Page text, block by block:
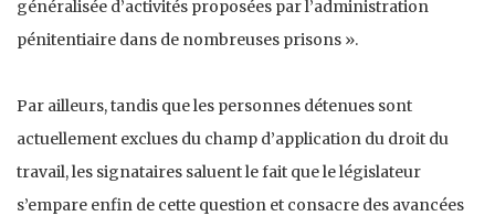
généralisée d’activités proposées par l’administration
pénitentiaire dans de nombreuses prisons ».
Par ailleurs, tandis que les personnes détenues sont
actuellement exclues du champ d’application du droit du
travail, les signataires saluent le fait que le législateur
s’empare enfin de cette question et consacre des avancées